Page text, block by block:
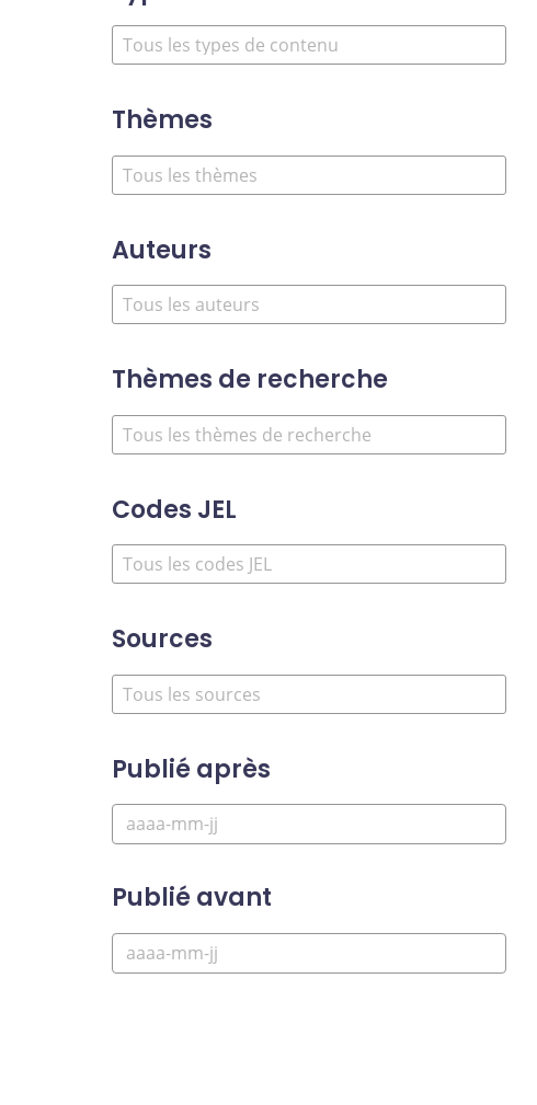
Thèmes
Auteurs
Thèmes de recherche
Codes JEL
Sources
Publié après
Publié avant